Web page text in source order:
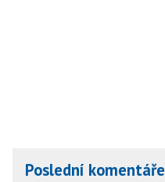
Poslední komentáře